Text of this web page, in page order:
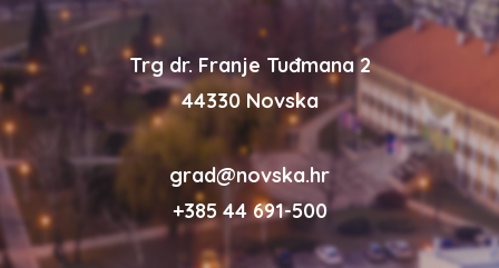
Trg dr. Franje Tuđmana 2
44330 Novska
grad@novska.hr
+385 44 691-500